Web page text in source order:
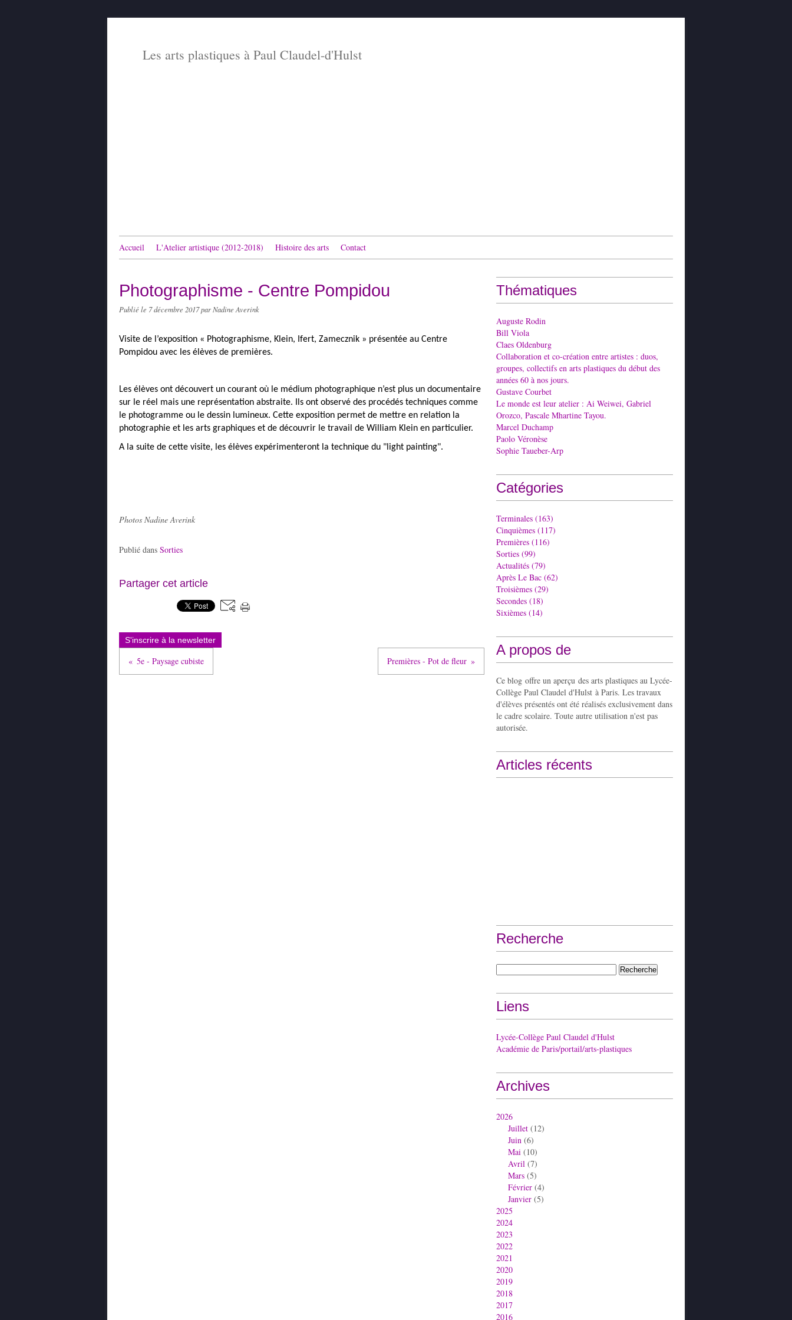
Les arts plastiques à Paul Claudel-d'Hulst
Accueil L'Atelier artistique (2012-2018) Histoire des arts Contact
Photographisme - Centre Pompidou
Publié le 7 décembre 2017par Nadine Averink
Visite de l’exposition « Photographisme, Klein, Ifert, Zamecznik » présentée au Centre
Pompidou avec les élèves de premières.
Les élèves ont découvert un courant où le médium photographique n’est plus un documentaire
sur le réel mais une représentation abstraite. Ils ont observé des procédés techniques comme
le photogramme ou le dessin lumineux. Cette exposition permet de mettre en relation la
photographie et les arts graphiques et de découvrir le travail de William Klein en particulier.
A la suite de cette visite, les élèves expérimenteront la technique du "light painting".
Photos Nadine Averink
Publié dans Sorties
Partager cet article
S'inscrire à la newsletter
5e - Paysage cubiste Premières - Pot de fleur
Thématiques
Auguste Rodin
Bill Viola
Claes Oldenburg
Collaboration et co-création entre artistes : duos,
groupes, collectifs en arts plastiques du début des
années 60 à nos jours.
Gustave Courbet
Le monde est leur atelier : Ai Weiwei, Gabriel
Orozco, Pascale Mhartine Tayou.
Marcel Duchamp
Paolo Véronèse
Sophie Taueber-Arp
Catégories
Terminales (163)
Cinquièmes (117)
Premières (116)
Sorties (99)
Actualités (79)
Après Le Bac (62)
Troisièmes (29)
Secondes (18)
Sixièmes (14)
A propos de
Ce blog offre un aperçu des arts plastiques au Lycée-
Collège Paul Claudel d'Hulst à Paris. Les travaux
d'élèves présentés ont été réalisés exclusivement dans
le cadre scolaire. Toute autre utilisation n'est pas
autorisée.
Articles récents
Recherche
Liens
Lycée-Collège Paul Claudel d'Hulst
Académie de Paris/portail/arts-plastiques
Archives
2026
Juillet (12)
Juin (6)
Mai (10)
Avril (7)
Mars (5)
Février (4)
Janvier (5)
2025
2024
2023
2022
2021
2020
2019
2018
2017
2016